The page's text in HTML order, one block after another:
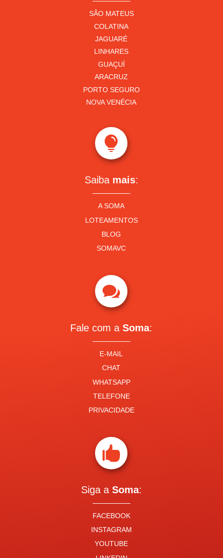
SÃO MATEUS
COLATINA
JAGUARÉ
LINHARES
GUAÇUÍ
ARACRUZ
PORTO SEGURO
NOVA VENÉCIA

Saiba mais:
A SOMA
LOTEAMENTOS
BLOG
SOMAVC

Fale com aSoma:
E-MAIL
CHAT
WHATSAPP
TELEFONE
PRIVACIDADE

Siga a Soma:
FACEBOOK
INSTAGRAM
YOUTUBE